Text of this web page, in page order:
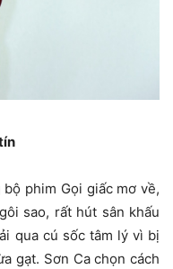
phim Gọi giấc mơ về,
sao, rất hút sân khấu
qua cú sốc tâm lý vì bị
gạt. Sơn Ca chọn cách